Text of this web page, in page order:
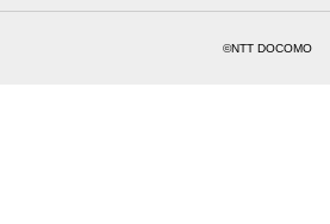
©NTT DOCOMO